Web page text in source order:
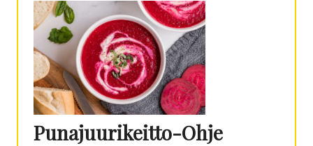
Punajuurikeitto-Ohje